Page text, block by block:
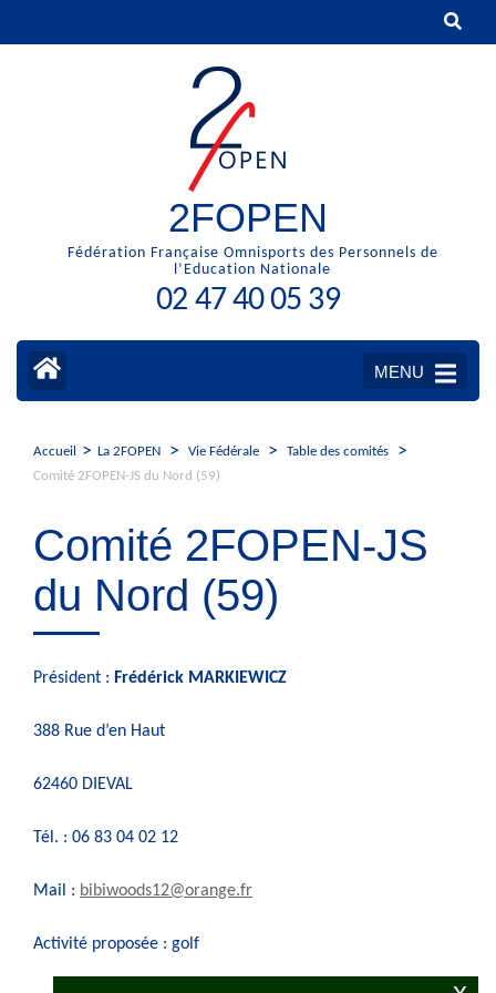
2FOPEN
Fédération Française Omnisports des Personnels de
l’Education Nationale
02 47 40 05 39
MENU
Accueil > La 2FOPEN > Vie Fédérale > Table des comités >
Comité 2FOPEN-JS du Nord (59)
Comité 2FOPEN-JS
du Nord (59)
Président : Frédérick MARKIEWICZ
388 Rue d’en Haut
62460 DIEVAL
Tél. : 06 83 04 02 12
Mail : bibiwoods12@orange.fr
Activité proposée : golf